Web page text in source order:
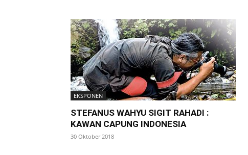
EKSPONEN
STEFANUS WAHYU SIGIT RAHADI :
KAWAN CAPUNG INDONESIA
30 Oktober 2018